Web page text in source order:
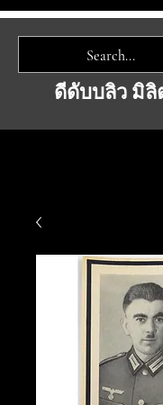
ดีดับบลิว มิลิ